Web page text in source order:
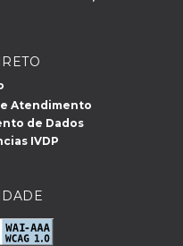
Atendimento
de Dados
IVDP